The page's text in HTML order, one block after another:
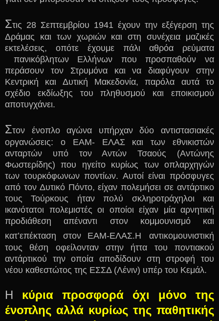
Στις 28 Σεπτεμβρίου 1941 έχουν την εξέγερση της
Δράμας και των χωριών και στη συνέχεια μαζικές
εκτελέσεις, οπότε έχουμε πάλι αθρόα ρεύματα
πανικόβλητων Ελλήνων που προσπαθούν να
περάσουν τον Στρυμόνα και να διαφύγουν στην
Κεντρική και Δυτική Μακεδονία, παρόλα αυτά το
σχέδιο εκδίωξης του πληθυσμού και εποικισμού
αποτυγχάνει.
Στον ένοπλο αγώνα υπήρχαν δύο αντιστασιακές
οργανώσεις: ο ΕΑΜ- ΕΛΑΣ και των εθνικιστών
ανταρτών υπό τον Αντών Τσαούς (Αντώνης
Φωστερίδης) που ηγείτο κυρίως των οπλαρχηγών
των τουρκόφωνων ποντίων. Αυτοί είναι πρόσφυγες
από τον Δυτικό Πόντο, είχαν πολεμήσει σε αντάρτικο
τους Τούρκους ήταν πολύ σκληροτράχηλοι και
ικανότατοι πολεμιστές οι οποίοι είχαν μία αρνητική
προδιάθεση απέναντι στον κομμουνισμό και
κατ’επέκταση στον ΕΑΜ-ΕΛΑΣ.Η
αντικομουνιστική
τους θέση οφείλονταν στην ήττα του ποντιακού
αντάρτικού την οποία αποδίδουν στη στροφή του
νέου καθεστώτος της ΕΣΣΔ (Λένιν) υπέρ του Κεμάλ.
Η
κύρια προσφορά όχι μόνο της
ένοπλης αλλά κυρίως της παθητικής